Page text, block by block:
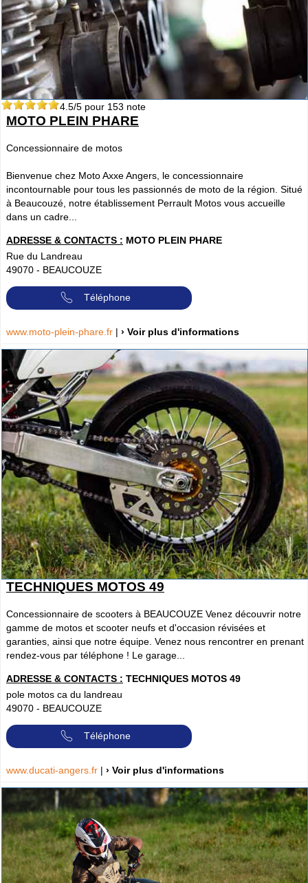
4.5/5 pour 153 note
MOTO PLEIN PHARE
Concessionnaire de motos
Bienvenue chez Moto Axxe Angers, le concessionnaire
incontournable pour tous les passionnés de moto de la région. Situé
à Beaucouzé, notre établissement Perrault Motos vous accueille
dans un cadre...
ADRESSE & CONTACTS : MOTO PLEIN PHARE
Rue du Landreau
49070 - BEAUCOUZE
Téléphone
www.moto-plein-phare.fr | › Voir plus d'informations
TECHNIQUES MOTOS 49
Concessionnaire de scooters à BEAUCOUZE Venez découvrir notre
gamme de motos et scooter neufs et d'occasion révisées et
garanties, ainsi que notre équipe. Venez nous rencontrer en prenant
rendez-vous par téléphone ! Le garage...
ADRESSE & CONTACTS : TECHNIQUES MOTOS 49
pole motos ca du landreau
49070 - BEAUCOUZE
Téléphone
www.ducati-angers.fr | › Voir plus d'informations